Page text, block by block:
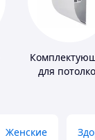
для
Женские